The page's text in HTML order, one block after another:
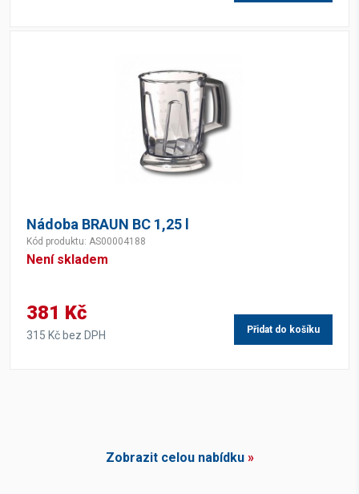
Nádoba BRAUN BC 1,25 l
Kód produktu: AS00004188
Není skladem
381 Kč
315 Kč bez DPH Přidat do košíku
Zobrazit celou nabídku»